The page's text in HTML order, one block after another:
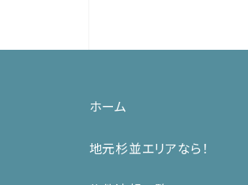
ホーム
地元杉並エリアなら！